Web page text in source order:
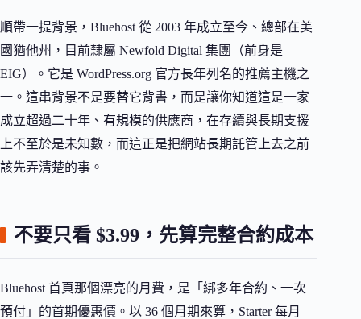
順帶一提背景，Bluehost 從 2003 年成立至今、總部在美
國猶他州，目前隸屬 Newfold Digital 集團（前身是
EIG）。它是 WordPress.org 官方長年列名的推薦主機之
一。這串背景不是要替它背書，而是讓你知道這是一家
成立超過二十年、有規模的供應商，在存續與長期支援
上不至於是未知數，而這正是把網站長期託管上去之前
該先弄清楚的事。
不要只看 $3.99，先算完整合約成本
Bluehost 首頁那個漂亮的月費，是「綁多年合約、一次
預付」的首期優惠價。以 36 個月期來算，Starter 每月